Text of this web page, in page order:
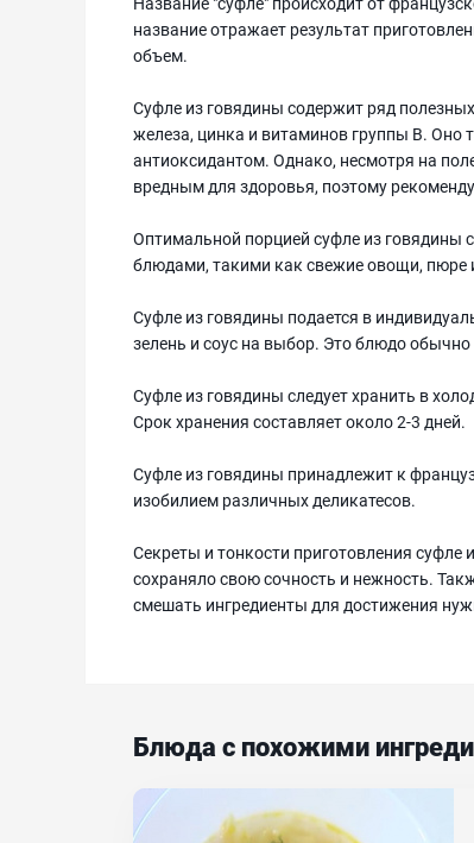
название отражает результат
объем.
Суфле из говядины содержит ряд
железа, цинка и витаминов группы B.
антиоксидантом. Однако, несмотря на
вредным для здоровья, поэтому
Оптимальной порцией суфле из говядины
блюдами, такими как свежие овощи, пюре
Суфле из говядины подается в
зелень и соус на выбор. Это блюдо
Суфле из говядины следует хранить в
Срок хранения составляет около 2-3 дней.
Суфле из говядины принадлежит к
изобилием различных деликатесов.
Секреты и тонкости приготовления
сохраняло свою сочность и нежность.
смешать ингредиенты для достижения
Блюда с похожими